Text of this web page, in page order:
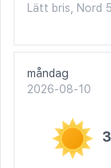
Lätt bris, Nord
måndag
2026-08-10